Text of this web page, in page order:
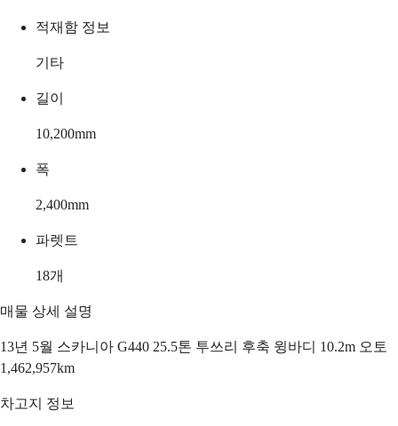
적재함 정보
기타
길이
10,200mm
폭
2,400mm
파렛트
18개
매물 상세 설명
13년 5월 스카니아 G440 25.5톤 투쓰리 후축 윙바디 10.2m 오토
1,462,957km
차고지 정보